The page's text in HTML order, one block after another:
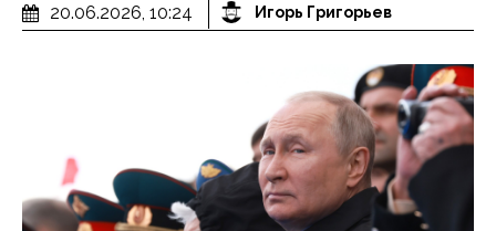
20.06.2026, 10:24 Игорь Григорьев